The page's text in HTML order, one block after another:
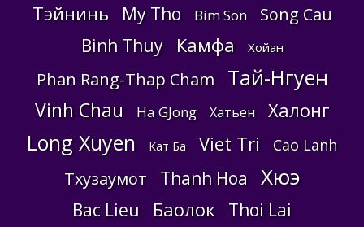
Тэйнинь My Tho Bim Son Song Cau
Binh Thuy Камфа Хойан
Phan Rang-Thap Cham Тай-Нгуен
Vinh Chau Ha GJong Хатьен Халонг
Long Xuyen Кат Ба Viet Tri Cao Lanh
Тхузаумот Thanh Hoa Хюэ
Bac Lieu Баолок Thoi Lai